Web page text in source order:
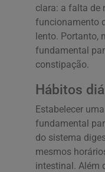
clara: a falta de
funcionamento
lento. Portanto,
fundamental
constipação.
Hábitos
Estabelecer uma
fundamental
do sistema
mesmos
intestinal. Além